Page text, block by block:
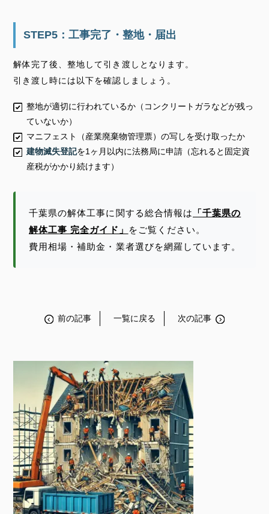
STEP5：工事完了・整地・届出
解体完了後、整地して引き渡しとなります。
引き渡し時には以下を確認しましょう。
整地が適切に行われているか（コンクリートガラなどが残っ
ていないか）
マニフェスト（産業廃棄物管理票）の写しを受け取ったか
建物滅失登記を1ヶ月以内に法務局に申請（忘れると固定資
産税がかかり続けます）
千葉県の解体工事に関する総合情報は
「千葉県の
解体工事 完全ガイド」
をご覧ください。
費用相場・補助金・業者選びを網羅しています。
前の記事 一覧に戻る 次の記事